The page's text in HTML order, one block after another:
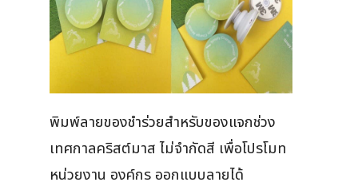
พิมพ์ลายของชำร่วยสำหรับของแจกช่วง
เทศกาลคริสต์มาส ไม่จำกัดสี เพื่อโปรโมท
หน่วยงาน องค์กร ออกแบบลายได้